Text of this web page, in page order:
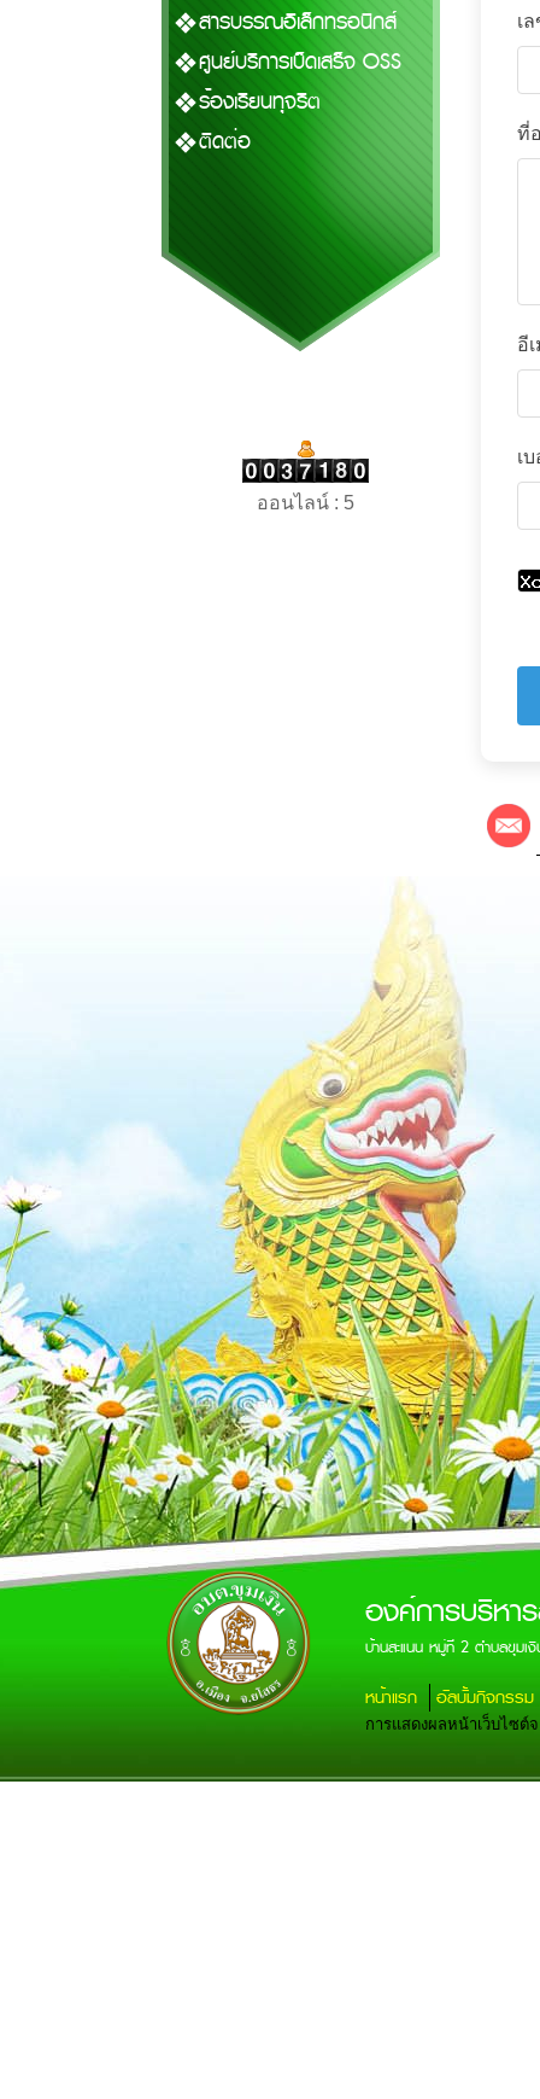
สารบรรณอิเล็กทรอนิกส์
ศูนย์บริการเบ็ดเสร็จ OSS
ร้องเรียนทุจริต
ติดต่อ
ออนไลน์ : 5
เ
ที่
อี
เ
องค์การบริหา
บ้านสะแนน หมู่ที่ 2 ตำบลขุมเ
หน้าแรก อัลบั้มกิจกรรม
การแสดงผลหน้าเว็บไซต์